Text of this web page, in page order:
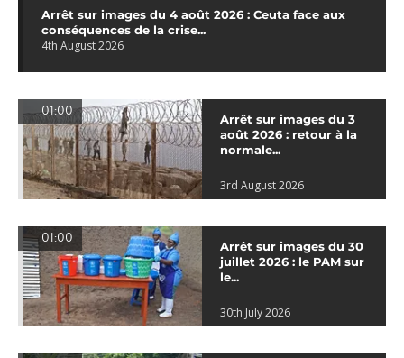
Arrêt sur images du 4 août 2026 : Ceuta face aux
conséquences de la crise...
4th August 2026
01:00
Arrêt sur images du 3
août 2026 : retour à la
normale...
3rd August 2026
01:00
Arrêt sur images du 30
juillet 2026 : le PAM sur
le...
30th July 2026